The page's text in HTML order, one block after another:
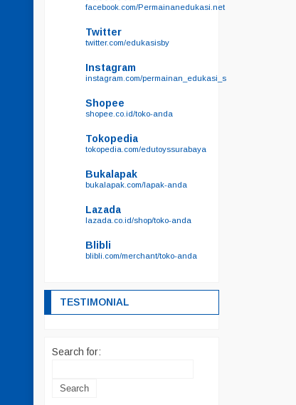
facebook.com/Permainanedukasi.net
Twitter
twitter.com/edukasisby
Instagram
instagram.com/permainan_edukasi_surabaya/
Shopee
shopee.co.id/toko-anda
Tokopedia
tokopedia.com/edutoyssurabaya
Bukalapak
bukalapak.com/lapak-anda
Lazada
lazada.co.id/shop/toko-anda
Blibli
blibli.com/merchant/toko-anda
TESTIMONIAL
Search for: